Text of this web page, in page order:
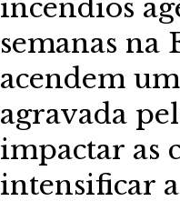
incêndios
semanas na
acendem
agravada
impactar as
intensificar a